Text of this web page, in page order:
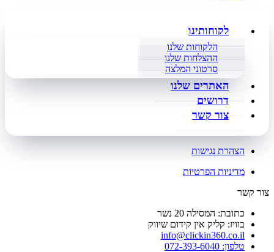
לקוחותינו
הלקוחות שלנו
ההצלחות שלנו
סרטוני המלצה
האתרים שלנו
דרושים
צור קשר
הצהרת נגישות
מדיניות הפרטיות
צור קשר
כתובת: המסילה 20 נשר
בוויז: קליק אין קידום שיווק
info@clickin360.co.il
טלפון: 072-393-6040